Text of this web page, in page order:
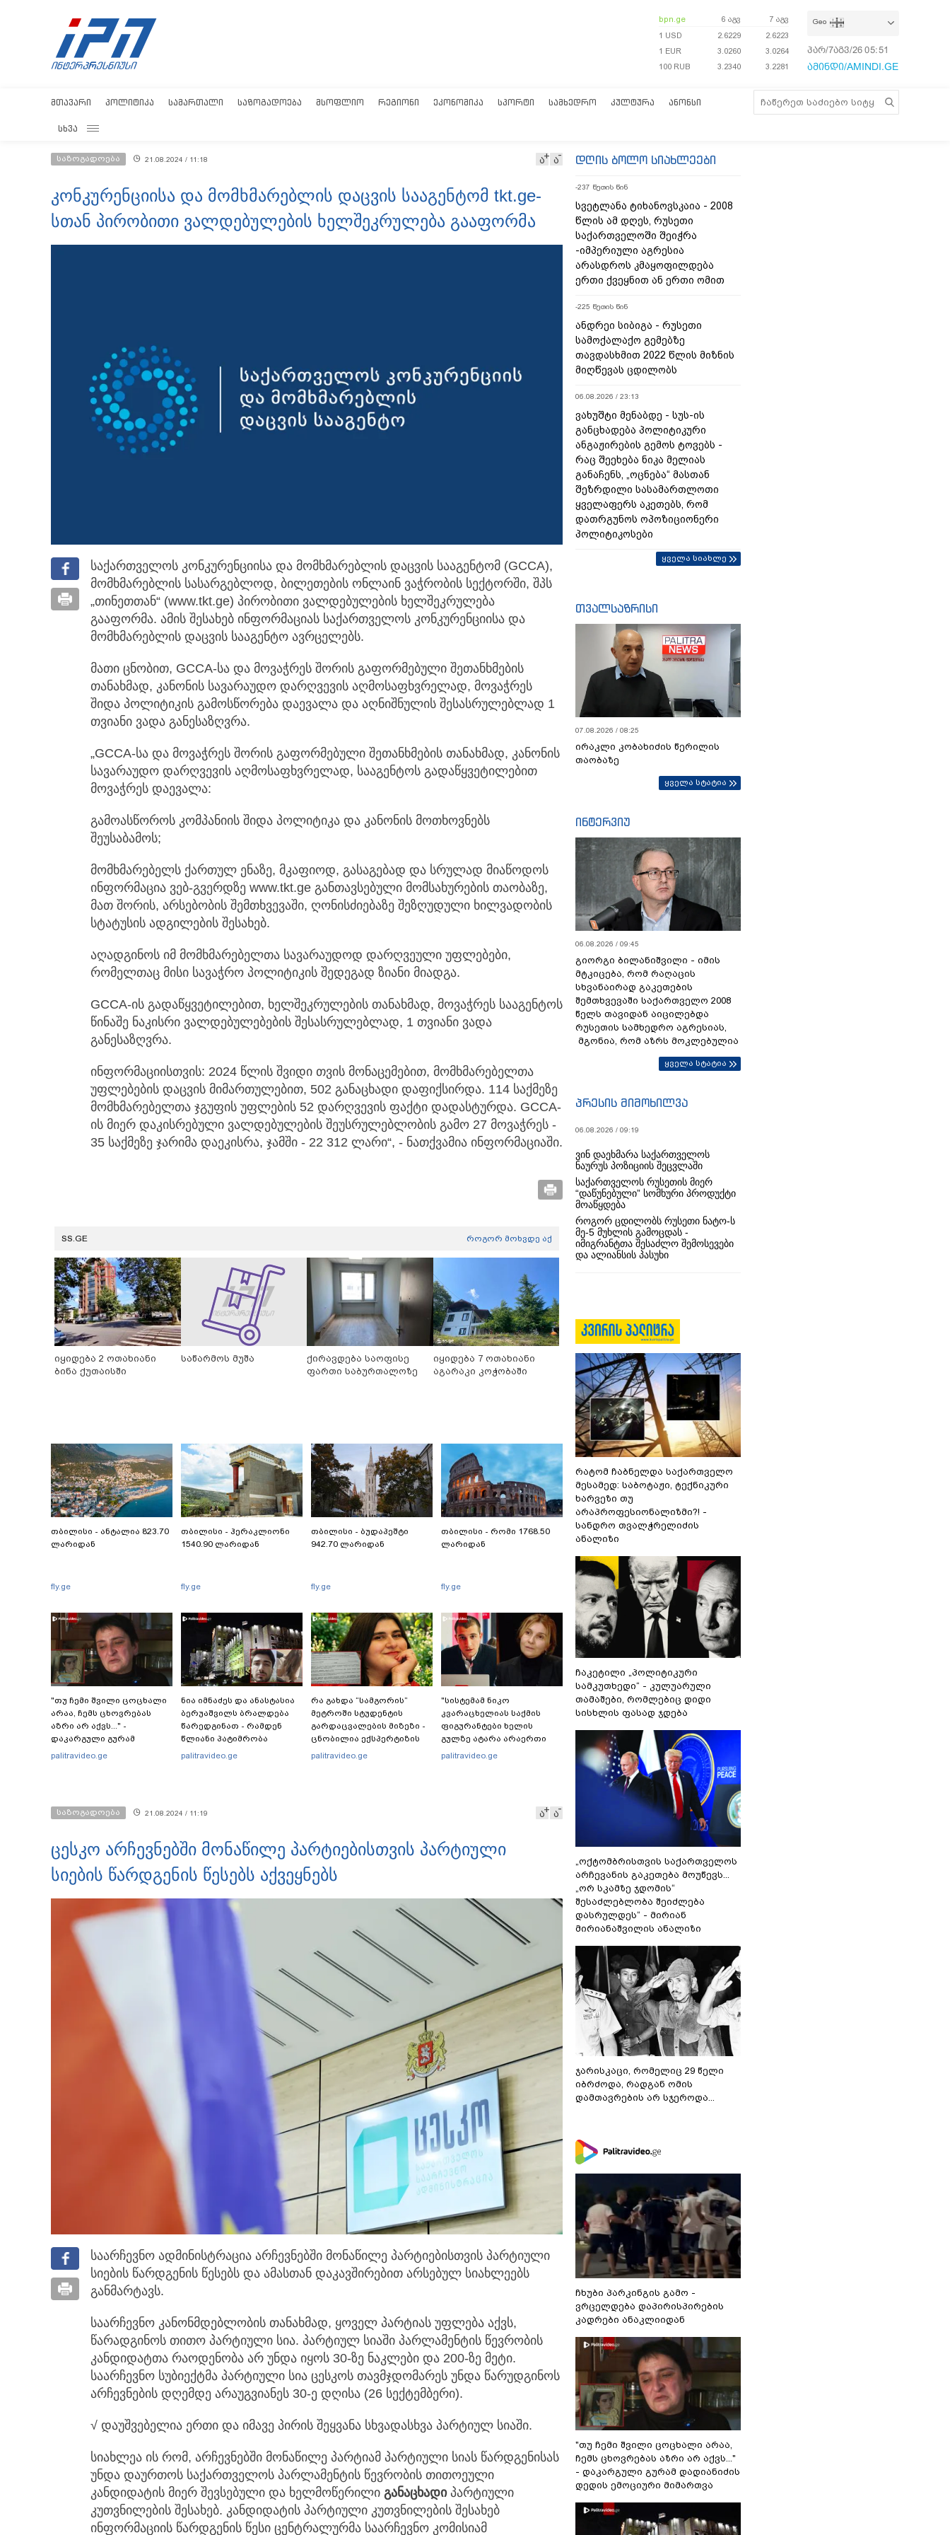
bpn.ge 6 აგვ
7 აგვ
1 USD
2.6229
2.6223
1 EUR
3.0260
3.0264
100 RUB
3.2340 3.2281
Geo
პარ/7აგვ/26 05:51:58
ამინდი/AMINDI.GE
ᲛᲗᲐᲕᲐᲠᲘ ᲞᲝᲚᲘᲢᲘᲙᲐ ᲡᲐᲛᲐᲠᲗᲐᲚᲘ ᲡᲐᲖᲝᲒᲐᲓᲝᲔᲑᲐ ᲛᲡᲝᲤᲚᲘᲝ ᲠᲔᲒᲘᲝᲜᲘ ᲔᲙᲝᲜᲝᲛᲘᲙᲐ ᲡᲞᲝᲠᲢᲘ ᲡᲐᲛᲮᲔᲓᲠᲝ ᲙᲣᲚᲢᲣᲠᲐ ᲐᲜᲝᲜᲡᲘ
ᲡᲮᲕᲐ
საზოგადოება 21.08.2024 / 11:18 ა ა
კონკურენციისა და მომხმარებლის დაცვის სააგენტომ tkt.ge-
სთან პირობითი ვალდებულების ხელშეკრულება გააფორმა
საქართველოს კონკურენციისა და მომხმარებლის დაცვის სააგენტომ (GCCA),
მომხმარებლის სასარგებლოდ, ბილეთების ონლაინ ვაჭრობის სექტორში, შპს
„თინეთთან“ (www.tkt.ge) პირობითი ვალდებულების ხელშეკრულება
გააფორმა. ამის შესახებ ინფორმაციას საქართველოს კონკურენციისა და
მომხმარებლის დაცვის სააგენტო ავრცელებს.
მათი ცნობით, GCCA-სა და მოვაჭრეს შორის გაფორმებული შეთანხმების
თანახმად, კანონის სავარაუდო დარღვევის აღმოსაფხვრელად, მოვაჭრეს
შიდა პოლიტიკის გამოსწორება დაევალა და აღნიშნულის შესასრულებლად 1
თვიანი ვადა განესაზღვრა.
„GCCA-სა და მოვაჭრეს შორის გაფორმებული შეთანხმების თანახმად, კანონის
სავარაუდო დარღვევის აღმოსაფხვრელად, სააგენტოს გადაწყვეტილებით
მოვაჭრეს დაევალა:
გამოასწოროს კომპანიის შიდა პოლიტიკა და კანონის მოთხოვნებს
შეუსაბამოს;
მომხმარებელს ქართულ ენაზე, მკაფიოდ, გასაგებად და სრულად მიაწოდოს
ინფორმაცია ვებ-გვერდზე www.tkt.ge განთავსებული მომსახურების თაობაზე,
მათ შორის, არსებობის შემთხვევაში, ღონისძიებაზე შეზღუდული ხილვადობის
სტატუსის ადგილების შესახებ.
აღადგინოს იმ მომხმარებელთა სავარაუდოდ დარღვეული უფლებები,
რომელთაც მისი სავაჭრო პოლიტიკის შედეგად ზიანი მიადგა.
GCCA-ის გადაწყვეტილებით, ხელშეკრულების თანახმად, მოვაჭრეს სააგენტოს
წინაშე ნაკისრი ვალდებულებების შესასრულებლად, 1 თვიანი ვადა
განესაზღვრა.
ინფორმაციისთვის: 2024 წლის შვიდი თვის მონაცემებით, მომხმარებელთა
უფლებების დაცვის მიმართულებით, 502 განაცხადი დაფიქსირდა. 114 საქმეზე
მომხმარებელთა ჯგუფის უფლების 52 დარღვევის ფაქტი დადასტურდა. GCCA-
ის მიერ დაკისრებული ვალდებულების შეუსრულებლობის გამო 27 მოვაჭრეს -
35 საქმეზე ჯარიმა დაეკისრა, ჯამში - 22 312 ლარი“, - ნათქვამია ინფორმაციაში.
SS.GE როგორ მოხვდე აქ
იყიდება 2 ოთახიანი
ბინა ქუთაისში
საწარმოს მუშა
ქირავდება საოფისე
ფართი საბურთალოზე
იყიდება 7 ოთახიანი
აგარაკი კოჭობაში
თბილისი - ანტალია 823.70
ლარიდან
fly.ge
თბილისი - ჰერაკლიონი
1540.90 ლარიდან
fly.ge
თბილისი - ბუდაპეშტი
942.70 ლარიდან
fly.ge
თბილისი - რომი 1768.50
ლარიდან
fly.ge
"თუ ჩემი შვილი ცოცხალი
არაა, ჩემს ცხოვრებას
აზრი არ აქვს..." -
დაკარგული გურამ
დადიანიძის დედის
palitravideo.ge
ნია იმნაძეს და ანასტასია
ბერუაშვილს ბრალდება
წარედგინათ - რამდენ
წლიანი პატიმრობა
ემუქრებათ
palitravideo.ge
რა გახდა “სამგორის”
მეტროში სტუდენტის
გარდაცვალების მიზეზი -
ცნობილია ექსპერტიზის
პასუხი
palitravideo.ge
"სისტემამ ნიკო
კვარაცხელიას საქმის
ფიგურანტები ხელის
გულზე ატარა არაერთი
წელი! ხომ არ იცით
palitravideo.ge
საზოგადოება 21.08.2024 / 11:19 ა ა
ცესკო არჩევნებში მონაწილე პარტიებისთვის პარტიული
სიების წარდგენის წესებს აქვეყნებს
საარჩევნო ადმინისტრაცია არჩევნებში მონაწილე პარტიებისთვის პარტიული
სიების წარდგენის წესებს და ამასთან დაკავშირებით არსებულ სიახლეებს
განმარტავს.
საარჩევნო კანონმდებლობის თანახმად, ყოველ პარტიას უფლება აქვს,
წარადგინოს თითო პარტიული სია. პარტიულ სიაში პარლამენტის წევრობის
კანდიდატთა რაოდენობა არ უნდა იყოს 30-ზე ნაკლები და 200-ზე მეტი.
საარჩევნო სუბიექტმა პარტიული სია ცესკოს თავმჯდომარეს უნდა წარუდგინოს
არჩევნების დღემდე არაუგვიანეს 30-ე დღისა (26 სექტემბერი).
√ დაუშვებელია ერთი და იმავე პირის შეყვანა სხვადასხვა პარტიულ სიაში.
სიახლეა ის რომ, არჩევნებში მონაწილე პარტიამ პარტიული სიას წარდგენისას
უნდა დაურთოს საქართველოს პარლამენტის წევრობის თითოეული
კანდიდატის მიერ შევსებული და ხელმოწერილი განაცხადიპარტიული
კუთვნილების შესახებ. კანდიდატის პარტიული კუთვნილების შესახებ
ინფორმაციის წარდგენის წესი ცენტრალურმა საარჩევნო კომისიამ
დღის ბოლო სიახლეები
-237 წუთის წინ
სვეტლანა ტიხანოვსკაია - 2008
წლის ამ დღეს, რუსეთი
საქართველოში შეიჭრა
-იმპერიული აგრესია
არასდროს კმაყოფილდება
ერთი ქვეყნით ან ერთი ომით
-225 წუთის წინ
ანდრეი სიბიგა - რუსეთი
სამოქალაქო გემებზე
თავდასხმით 2022 წლის მიზნის
მიღწევას ცდილობს
06.08.2026 / 23:13
ვახუშტი მენაბდე - სუს-ის
განცხადება პოლიტიკური
ანგაჟირების გემოს ტოვებს -
რაც შეეხება ნიკა მელიას
განაჩენს, „ოცნება“ მასთან
შეზრდილი სასამართლოთი
ყველაფერს აკეთებს, რომ
დათრგუნოს ოპოზიციონერი
პოლიტიკოსები
ყველა სიახლე
თვალსაზრისი
07.08.2026 / 08:25
ირაკლი კობახიძის წერილის
თაობაზე
ყველა სტატია
ინტერვიუ
06.08.2026 / 09:45
გიორგი ბილანიშვილი - იმის
მტკიცება, რომ რაღაცის
სხვანაირად გაკეთების
შემთხვევაში საქართველო 2008
წელს თავიდან აიცილებდა
რუსეთის სამხედრო აგრესიას,
მგონია, რომ აზრს მოკლებულია
ყველა სტატია
პრესის მიმოხილვა
06.08.2026 / 09:19
ვინ დაეხმარა საქართველოს
ნაურუს პოზიციის შეცვლაში
საქართველოს რუსეთის მიერ
“დაწუნებული” სომხური პროდუქტი
მოაწყდება
როგორ ცდილობს რუსეთი ნატო-ს
მე-5 მუხლის გამოცდას -
იმიგრანტთა შესაძლო შემოსევები
და ალიანსის პასუხი
რატომ ჩაბნელდა საქართველო
მესამედ: საბოტაჟი, ტექნიკური
ხარვეზი თუ
არაპროფესიონალიზმი?! -
სანდრო თვალჭრელიძის
ანალიზი
ჩაკეტილი „პოლიტიკური
სამკუთხედი“ - კულუარული
თამაშები, რომლებიც დიდი
სისხლის ფასად ჯდება
„ოქტომბრისთვის საქართველოს
არჩევანის გაკეთება მოუწევს...
„ორ სკამზე ჯდომის“
შესაძლებლობა შეიძლება
დასრულდეს“ - მირიან
მირიანაშვილის ანალიზი
ჯარისკაცი, რომელიც 29 წელი
იბრძოდა, რადგან ომის
დამთავრების არ სჯეროდა...
ჩხუბი პარკინგის გამო -
ვრცელდება დაპირისპირების
კადრები ანაკლიიდან
"თუ ჩემი შვილი ცოცხალი არაა,
ჩემს ცხოვრებას აზრი არ აქვს..."
- დაკარგული გურამ დადიანიძის
დედის ემოციური მიმართვა